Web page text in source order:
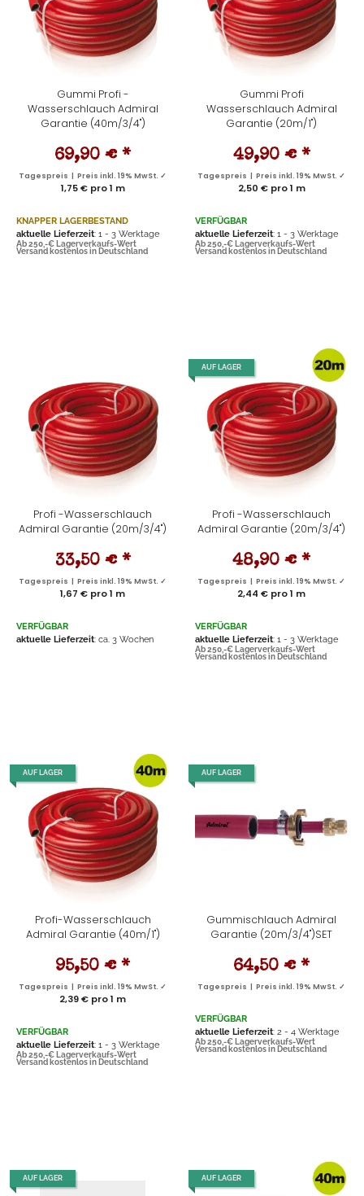
Gummi Profi -
Wasserschlauch Admiral
Garantie (40m/3/4")
69,90 € *
Tagespreis | Preis inkl. 19% MwSt. ✓
1,75 € pro 1 m
KNAPPER LAGERBESTAND
aktuelle Lieferzeit: 1 - 3 Werktage
Ab 250,-€ Lagerverkaufs-Wert
Versand kostenlos in Deutschland
Gummi Profi
Wasserschlauch Admiral
Garantie (20m/1")
49,90 € *
Tagespreis | Preis inkl. 19% MwSt. ✓
2,50 € pro 1 m
VERFÜGBAR
aktuelle Lieferzeit: 1 - 3 Werktage
Ab 250,-€ Lagerverkaufs-Wert
Versand kostenlos in Deutschland
Profi -Wasserschlauch
Admiral Garantie (20m/3/4")
33,50 € *
Tagespreis | Preis inkl. 19% MwSt. ✓
1,67 € pro 1 m
VERFÜGBAR
aktuelle Lieferzeit: ca. 3 Wochen
AUF LAGER
Profi -Wasserschlauch
Admiral Garantie (20m/3/4")
48,90 € *
Tagespreis | Preis inkl. 19% MwSt. ✓
2,44 € pro 1 m
VERFÜGBAR
aktuelle Lieferzeit: 1 - 3 Werktage
Ab 250,-€ Lagerverkaufs-Wert
Versand kostenlos in Deutschland
AUF LAGER
Profi-Wasserschlauch
Admiral Garantie (40m/1")
95,50 € *
Tagespreis | Preis inkl. 19% MwSt. ✓
2,39 € pro 1 m
VERFÜGBAR
aktuelle Lieferzeit: 1 - 3 Werktage
Ab 250,-€ Lagerverkaufs-Wert
Versand kostenlos in Deutschland
AUF LAGER
Gummischlauch Admiral
Garantie (20m/3/4")SET
64,50 € *
Tagespreis | Preis inkl. 19% MwSt. ✓
VERFÜGBAR
aktuelle Lieferzeit: 2 - 4 Werktage
Ab 250,-€ Lagerverkaufs-Wert
Versand kostenlos in Deutschland
AUF LAGER AUF LAGER